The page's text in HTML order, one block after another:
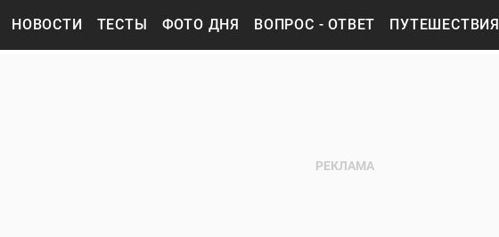
НОВОСТИ ТЕСТЫ ФОТО ДНЯ ВОПРОС - ОТВЕТ ПУТЕШЕСТВИЯ